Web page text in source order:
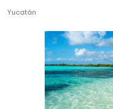
Yucatán